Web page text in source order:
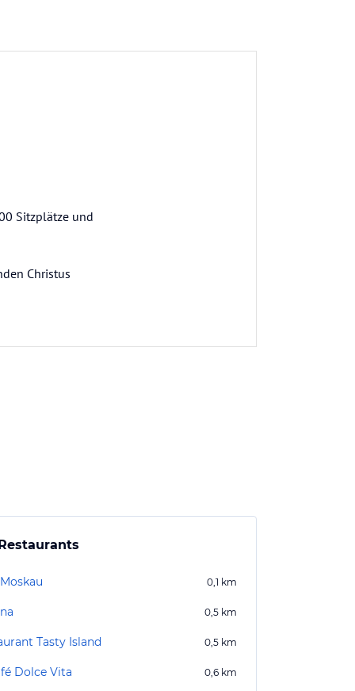
Sitzplätze und
Christus
0,1 km
0,5 km
Tasty Island 0,5 km
Dolce Vita 0,6 km